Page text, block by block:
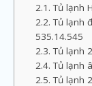
Tủ lạnh
Tủ lạnh
535.14.545
Tủ lạnh
Tủ lạnh
Tủ lạnh